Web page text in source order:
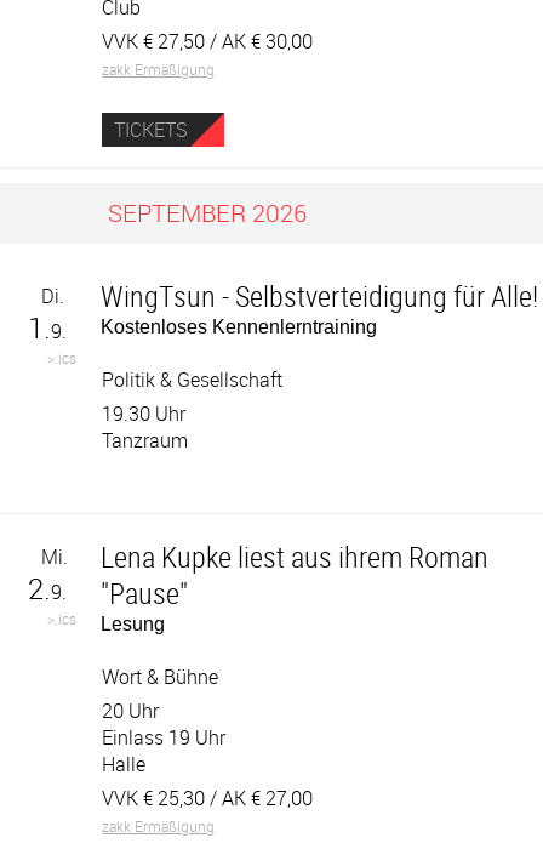
Club
VVK € 27,50/ AK € 30,00
zakk Ermäßigung
TICKETS
SEPTEMBER 2026
Di.
1.9.
>.ics
WingTsun - Selbstverteidigung für Alle!
Kostenloses Kennenlerntraining
Politik & Gesellschaft
19.30 Uhr
Tanzraum
Mi.
2.9.
>.ics
Lena Kupke liest aus ihrem Roman
"Pause"
Lesung
Wort & Bühne
20 Uhr
Einlass 19 Uhr
Halle
VVK € 25,30/ AK € 27,00
zakk Ermäßigung